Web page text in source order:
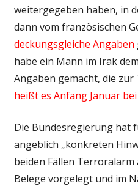
weitergegeben haben, in
dann vom französischen
deckungsgleiche Angaben
habe ein Mann im Irak
Angaben gemacht, die
heißt es Anfang Januar
Die Bundesregierung hat
angeblich „konkreten
beiden Fällen
Belege vorgelegt und im